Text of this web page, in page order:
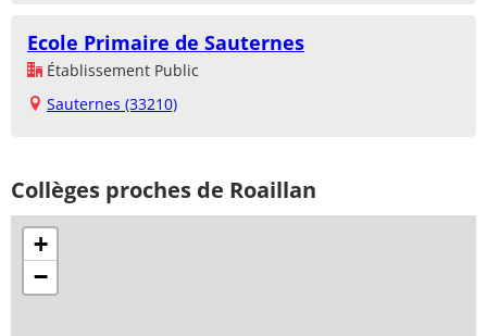
Ecole Primaire de Sauternes
Établissement Public
Sauternes (33210)
Collèges proches de Roaillan
+
−